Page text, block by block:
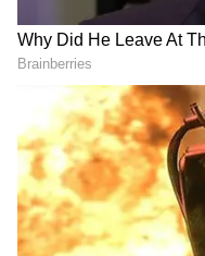
విటమిన్ ఎ
విటమిన్ ఎ కొల్లాజెన్
ఆరోగ్యంగా
విటమిన్ ఎ మొటిమలను
చర్మం వృద్ధాప్యాన్ని